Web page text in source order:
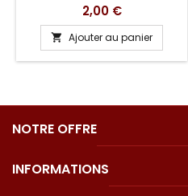
Prix
2,00 €
 Ajouter au panier
NOTRE OFFRE
INFORMATIONS